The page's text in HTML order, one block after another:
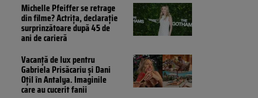
Michelle Pfeiffer se retrage
din filme? Actrița, declarație
surprinzătoare după 45 de
ani de carieră
Vacanță de lux pentru
Gabriela Prisăcariu și Dani
Oțil în Antalya. Imaginile
care au cucerit fanii